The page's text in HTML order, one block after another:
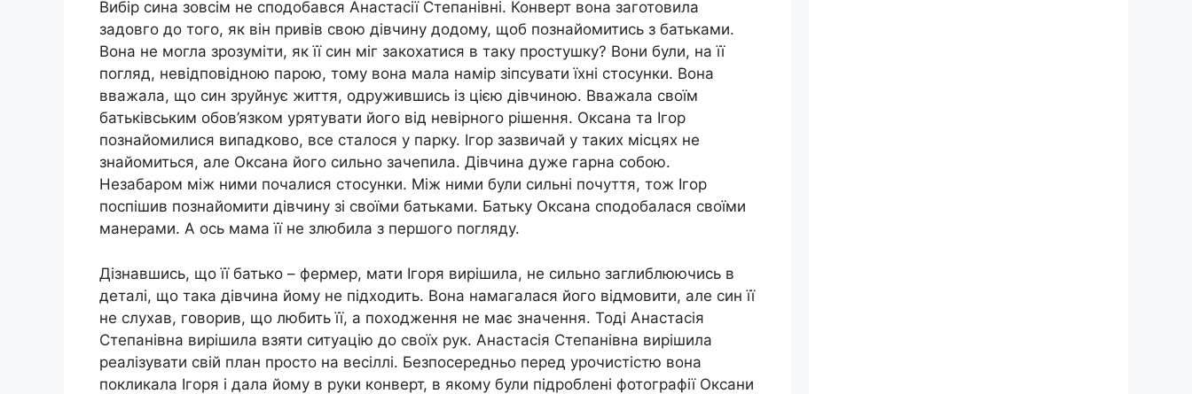
Вибір сина зовсім не сподобався Анастасії Степанівні. Конверт вона заготовила
задовго до того, як він привів свою дівчину додому, щоб познайомитись з батьками.
Вона не могла зрозуміти, як її син міг закохатися в таку простушку? Вони були, на її
погляд, невідповідною парою, тому вона мала намір зіпсувати їхні стосунки. Вона
вважала, що син зруйнує життя, одружившись із цією дівчиною. Вважала своїм
батьківським обов’язком урятувати його від невірного рішення. Оксана та Ігор
познайомилися випадково, все сталося у парку. Ігор зазвичай у таких місцях не
знайомиться, але Оксана його сильно зачепила. Дівчина дуже гарна собою.
Незабаром між ними почалися стосунки. Між ними були сильні почуття, тож Ігор
поспішив познайомити дівчину зі своїми батьками. Батьку Оксана сподобалася своїми
манерами. А ось мама її не злюбила з першого погляду.
Дізнавшись, що її батько – фермер, мати Ігоря вирішила, не сильно заглиблюючись в
деталі, що така дівчина йому не підходить. Вона намагалася його відмовити, але син її
не слухав, говорив, що любить її, а походження не має значення. Тоді Анастасія
Степанівна вирішила взяти ситуацію до своїх рук. Анастасія Степанівна вирішила
реалізувати свій план просто на весіллі. Безпосередньо перед урочистістю вона
покликала Ігоря і дала йому в руки конверт, в якому були підроблені фотографії Оксани